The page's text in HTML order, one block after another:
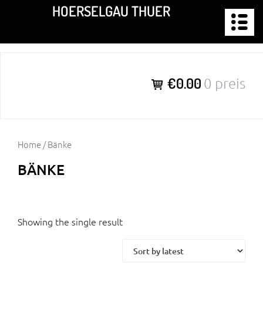
springen
HOERSELGAU THUER
€0.00 0 preis
Home/ Bänke
BÄNKE
Showing the single result